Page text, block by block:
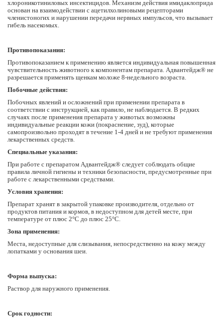
хлороникотиниловых инсектицидов. Механизм действия имидаклоприда
основан на взаимодействии с ацетилхолиновыми рецепторами
членистоногих и нарушении передачи нервных импульсов, что вызывает
гибель насекомых.
Противопоказания:
Противопоказанием к применению является индивидуальная повышенная
чувствительность животного к компонентам препарата. Адвантейдж® не
разрешается применять щенкам моложе 8-недельного возраста.
Побочные действия:
Побочных явлений и осложнений при применении препарата в
соответствии с инструкцией, как правило, не наблюдается. В редких
случаях после применения препарата у животых возможны
индивидуальные реакции кожи (покраснение, зуд), которые
самопроизвольно проходят в течение 1-4 дней и не требуют применения
лекарственных средств.
Специальные указания:
При работе с препаратом Адвантейдж® следует соблюдать общие
правила личной гигиены и техники безопасности, предусмотренные при
работе с лекарственными средствами.
Условия хранения:
Препарат хранят в закрытой упаковке производителя, отдельно от
продуктов питания и кормов, в недоступном для детей месте, при
температуре от плюс 2°C до плюс 25°C.
Зона применения:
Места, недоступные для слизывания, непосредственно на кожу между
лопатками у основания шеи.
Форма выпуска:
Раствор для наружного применения.
Срок годности: